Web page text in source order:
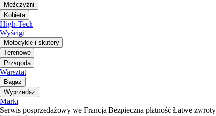
Mężczyźni
Kobieta
High-Tech
Wyścigi
Motocykle i skutery
Terenowe
Przygoda
Warsztat
Bagaż
Wyprzedaż
Marki
Serwis posprzedażowy we Francja Bezpieczna płatność Łatwe zwroty